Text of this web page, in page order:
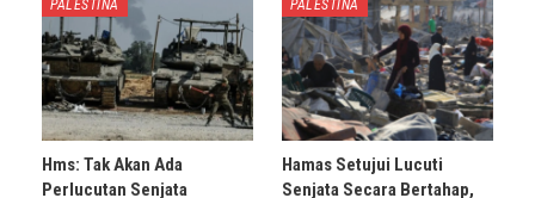
PALESTINA
Hms: Tak Akan Ada
Perlucutan Senjata
PALESTINA
Hamas Setujui Lucuti
Senjata Secara Bertahap,